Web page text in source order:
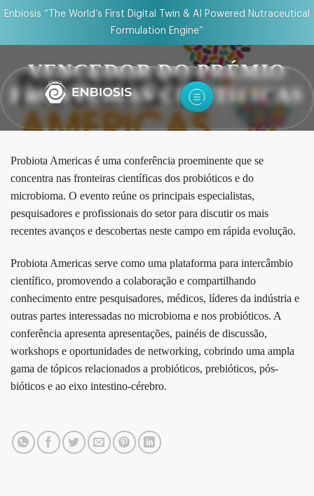
Enbiosis “The World’s First Digital Twin & AI Powered Nutraceutical
Formulation Engine”
VENCEDOR DO PRÉMIO
FRONTEIRAS CIENTÍFICAS
Probiota Americas é uma conferência proeminente que se
concentra nas fronteiras científicas dos probióticos e do
microbioma. O evento reúne os principais especialistas,
pesquisadores e profissionais do setor para discutir os mais
recentes avanços e descobertas neste campo em rápida evolução.
Probiota Americas serve como uma plataforma para intercâmbio
científico, promovendo a colaboração e compartilhando
conhecimento entre pesquisadores, médicos, líderes da indústria e
outras partes interessadas no microbioma e nos probióticos. A
conferência apresenta apresentações, painéis de discussão,
workshops e oportunidades de networking, cobrindo uma ampla
gama de tópicos relacionados a probióticos, prebióticos, pós-
bióticos e ao eixo intestino-cérebro.